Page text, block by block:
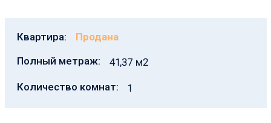
Квартира:
Продана
Полный метраж:
41,37 м2
Количество комнат: 1